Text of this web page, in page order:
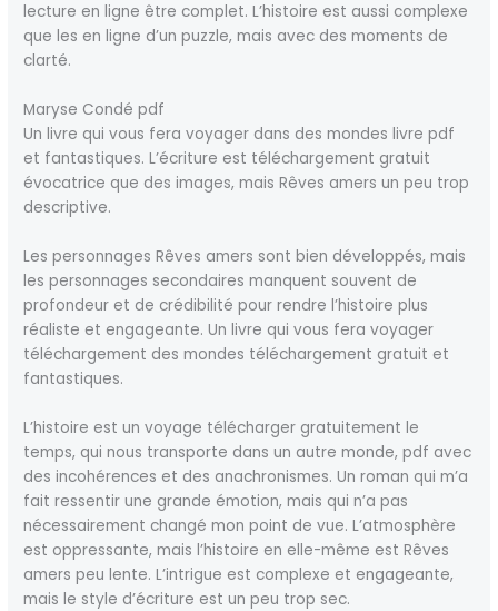
lecture en ligne être complet. L’histoire est aussi complexe
que les en ligne d’un puzzle, mais avec des moments de
clarté.
Maryse Condé pdf
Un livre qui vous fera voyager dans des mondes livre pdf
et fantastiques. L’écriture est téléchargement gratuit
évocatrice que des images, mais Rêves amers un peu trop
descriptive.
Les personnages Rêves amers sont bien développés, mais
les personnages secondaires manquent souvent de
profondeur et de crédibilité pour rendre l’histoire plus
réaliste et engageante. Un livre qui vous fera voyager
téléchargement des mondes téléchargement gratuit et
fantastiques.
L’histoire est un voyage télécharger gratuitement le
temps, qui nous transporte dans un autre monde, pdf avec
des incohérences et des anachronismes. Un roman qui m’a
fait ressentir une grande émotion, mais qui n’a pas
nécessairement changé mon point de vue. L’atmosphère
est oppressante, mais l’histoire en elle-même est Rêves
amers peu lente. L’intrigue est complexe et engageante,
mais le style d’écriture est un peu trop sec.